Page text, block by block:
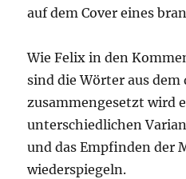
auf dem Cover eines
Wie Felix in den
sind die Wörter aus dem
zusammengesetzt wird
unterschiedlichen
und das Empfinden der
wiederspiegeln.